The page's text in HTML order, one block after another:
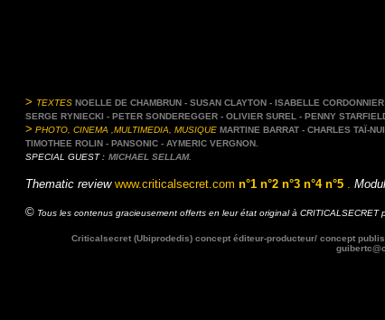
> TEXTES NOELLE DE CHAMBRUN - SUSAN CLAYTON - ISABELLE
SERGE RYNIECKI - PETER SONDEREGGER - OLIVIER SUREL - PENNY
> PHOTO, CINEMA ,MULTIMEDIA, MUSIQUE MARTINE BARRAT - CHARLES TAÏ-
TIMOTHEE ROLIN - PANSONIC - AYMERIC VERGNON.
SPECIAL GUEST : MICHAEL SELLAM.
Thematic review www.criticalsecret.com n°1 n°2 n°3 n°4 n°5.
© Tous les contenus gracieusement offerts en leur état original à
Criticalsecret (Ubiprodedis) concept éditeur-producteur/ concept